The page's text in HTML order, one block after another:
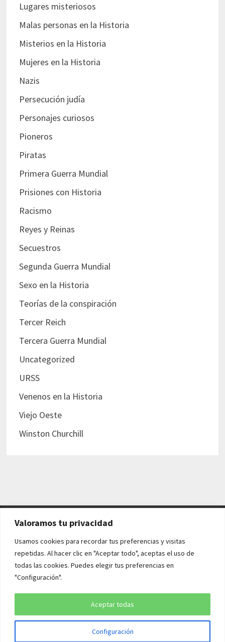
Valoramos tu privacidad
Usamos cookies para recordar tus preferencias y visitas
repetidas. Al hacer clic en "Aceptar todo", aceptas el uso de
todas las cookies. Puedes elegir tus preferencias en
"Configuración".
Configuración
Aceptar todas
Lugares misteriosos
Malas personas en la Historia
Misterios en la Historia
Mujeres en la Historia
Nazis
Persecución judía
Personajes curiosos
Pioneros
Piratas
Primera Guerra Mundial
Prisiones con Historia
Racismo
Reyes y Reinas
Secuestros
Segunda Guerra Mundial
Sexo en la Historia
Teorías de la conspiración
Tercer Reich
Tercera Guerra Mundial
Uncategorized
URSS
Venenos en la Historia
Viejo Oeste
Winston Churchill
AVISO LEGAL Y POLÍTICAS
Aviso legal
Política de cookies